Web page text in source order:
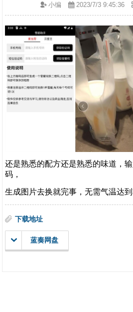
小编 2023/7/3 9:45:36
还是熟悉的配方还是熟悉的味道，
码，
生成图片去换就完事，无需气温达到
下载地址
蓝奏网盘